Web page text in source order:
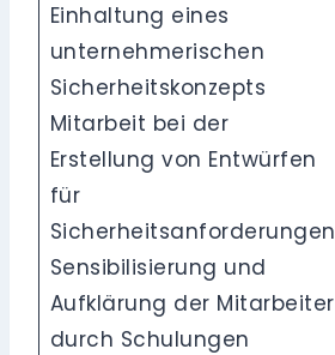
Einhaltung eines
unternehmerischen
Sicherheitskonzepts
Mitarbeit bei der
Erstellung von Entwürfen
für
Sicherheitsanforderungen
Sensibilisierung und
Aufklärung der Mitarbeiter
durch Schulungen